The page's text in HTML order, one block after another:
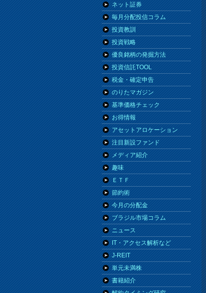
ネット証券
毎月分配投信コラム
投資教訓
投資戦略
優良銘柄の発掘方法
投資信託TOOL
税金・確定申告
のりたマガジン
基準価格チェック
お得情報
アセットアロケーション
注目新設ファンド
メディア紹介
趣味
ＥＴＦ
節約術
今月の分配金
ブラジル市場コラム
ニュース
IT・アクセス解析など
J-REIT
単元未満株
書籍紹介